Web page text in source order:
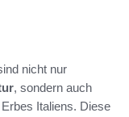
nicht nur
, sondern auch
Italiens. Diese